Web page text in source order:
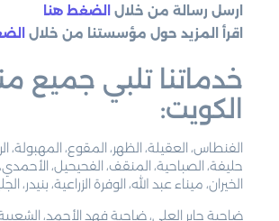
ارسل رسالة من خلال
الضغط هنا
اقرأ المزيد حول مؤسستنا من خلال
خدماتنا تلبي جميع
الكويت:
الفنطاس، العقيلة، الظهر، المقوع، المهبولة،
حليفة، الصباحية، المنقف، الفحيحيل، الأحمدي،
الخيران، ميناء عبد الله، الوفرة الزراعية، بنيدر،
ضاحية جابر العلي، ضاحية فهد الأحمد،